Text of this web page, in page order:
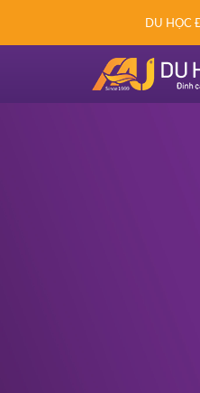
DU HỌC